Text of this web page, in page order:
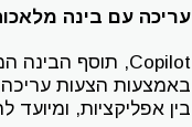
עריכה עם בינה
באמצעות הצעות
בין אפליקציות,